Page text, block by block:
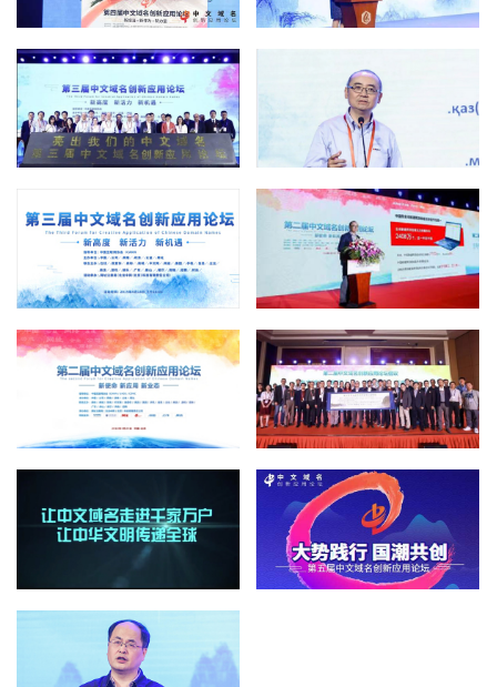
第四届中文域名创新应用论
坛在京召开
中国经济新闻网
坛在京举办
光明网
誉名网
“亮出我们的中文域名” 第三
届中文域名创新应用论坛在
京召开
千龙网
“亮出我们的中文域名” 第三
届中文域名创新应用论坛4月
18日召开
搜狐
第二届中文域名创新应用论
坛在京举办
新华网
第二届中文域名创新应用论
经济网
第二届中文域名创新应用论
坛在京举办
搜狐
第二届中文域名创新应用论
坛将于4月24日重磅召开
西部数码